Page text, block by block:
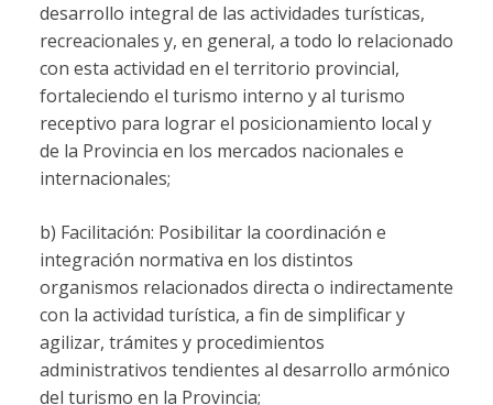
desarrollo integral de las actividades turísticas,
recreacionales y, en general, a todo lo relacionado
con esta actividad en el territorio provincial,
fortaleciendo el turismo interno y al turismo
receptivo para lograr el posicionamiento local y
de la Provincia en los mercados nacionales e
internacionales;
b) Facilitación: Posibilitar la coordinación e
integración normativa en los distintos
organismos relacionados directa o indirectamente
con la actividad turística, a fin de simplificar y
agilizar, trámites y procedimientos
administrativos tendientes al desarrollo armónico
del turismo en la Provincia;